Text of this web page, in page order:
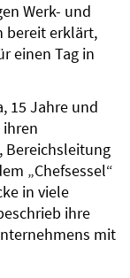
Werk- und
bereit erklärt,
einen Tag in
15 Jahre und
ihren
Bereichsleitung
„Chefsessel“
in viele
ihre
mit